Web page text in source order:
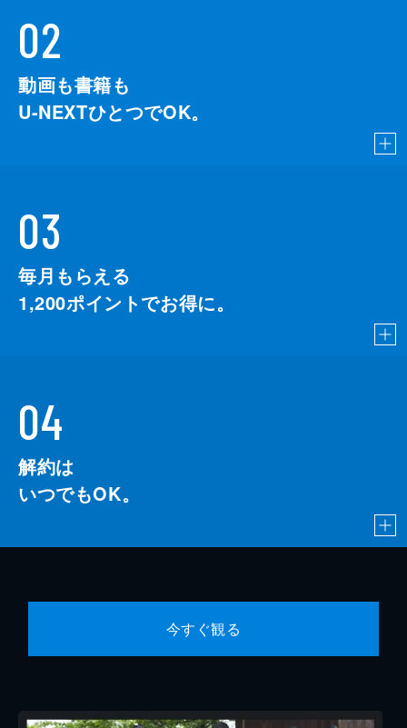
02
動画も書籍も
U-NEXTひとつでOK。
03
毎月もらえる
1,200ポイントでお得に。
04
解約は
いつでもOK。
今すぐ観る